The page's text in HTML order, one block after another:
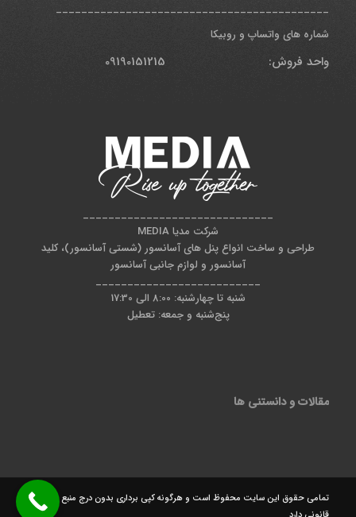
___________________________________________
شماره های واتساپ و روبیکا
واحد فروش: 09190151215
______________________________
شرکت مدیا MEDIA
طراحی و ساخت انواع پنل های آسانسور (شستی آسانسور)، کلید
آسانسور و لوازم جانبی آسانسور
__________________________
شنبه تا چهارشنبه: 8:00 الی 17:30
پنج‌شنبه و جمعه: تعطیل
مقالات و دانستنی ها
تمامی حقوق این سایت محفوظ است و هرگونه کپی برداری بدون درج منبع پیگرد